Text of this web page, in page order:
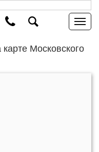
Московского